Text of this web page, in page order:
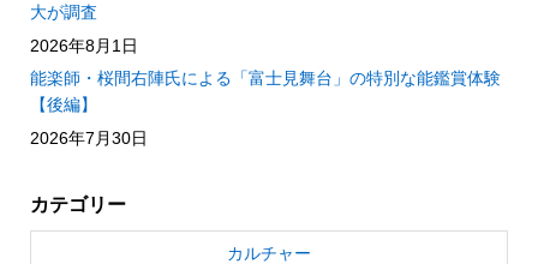
大が調査
2026年8月1日
能楽師・桜間右陣氏による「富士見舞台」の特別な能鑑賞体験
【後編】
2026年7月30日
カテゴリー
カルチャー